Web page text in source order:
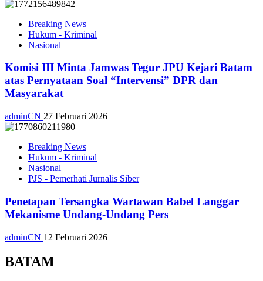
Breaking News
Hukum - Kriminal
Nasional
Komisi III Minta Jamwas Tegur JPU Kejari Batam
atas Pernyataan Soal “Intervensi” DPR dan
Masyarakat
adminCN 27 Februari 2026
Breaking News
Hukum - Kriminal
Nasional
PJS - Pemerhati Jurnalis Siber
Penetapan Tersangka Wartawan Babel Langgar
Mekanisme Undang-Undang Pers
adminCN 12 Februari 2026
BATAM